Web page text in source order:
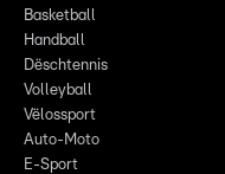
Basketball
Handball
Dëschtennis
Volleyball
Vëlossport
Auto-Moto
E-Sport